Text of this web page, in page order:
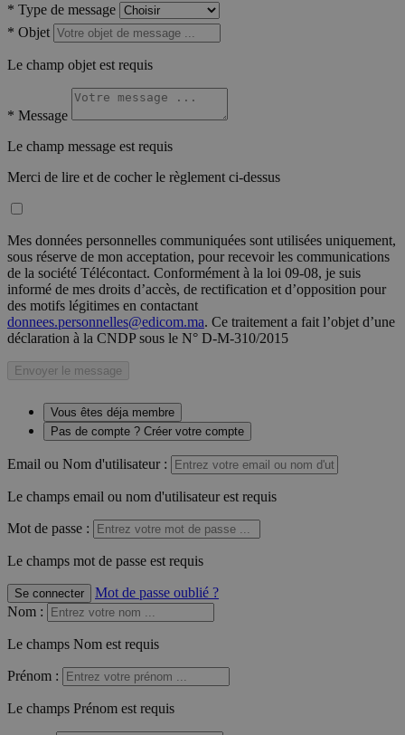
* Type de message
* Objet
Le champ objet est requis
* Message
Le champ message est requis
Merci de lire et de cocher le règlement ci-dessus
Mes données personnelles communiquées sont utilisées uniquement,
sous réserve de mon acceptation, pour recevoir les communications
de la société Télécontact. Conformément à la loi 09-08, je suis
informé de mes droits d’accès, de rectification et d’opposition pour
des motifs légitimes en contactant
donnees.personnelles@edicom.ma. Ce traitement a fait l’objet d’une
déclaration à la CNDP sous le N° D-M-310/2015
Envoyer le message
Vous êtes déja membre
Pas de compte ? Créer votre compte
Email ou Nom d'utilisateur :
Le champs email ou nom d'utilisateur est requis
Mot de passe :
Le champs mot de passe est requis
Se connecter
Mot de passe oublié ?
Nom :
Le champs Nom est requis
Prénom :
Le champs Prénom est requis